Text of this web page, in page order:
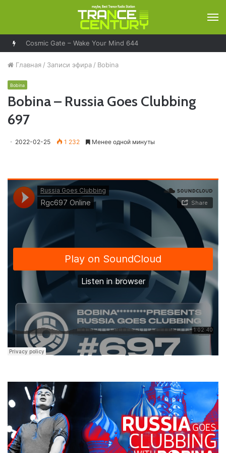
Cosmic Gate – Wake Your Mind 644
Главная / Записи эфира / Bobina
Bobina
Bobina – Russia Goes Clubbing
697
2022-02-25 1 232 Менее одной минуты